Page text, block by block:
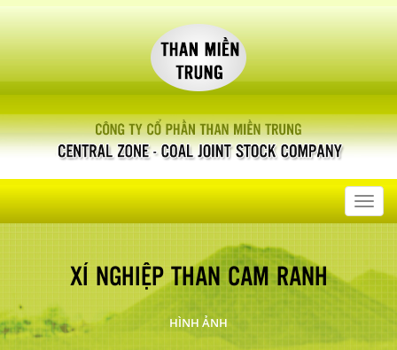
XÍ NGHIỆP THAN CAM RANH
HÌNH ẢNH